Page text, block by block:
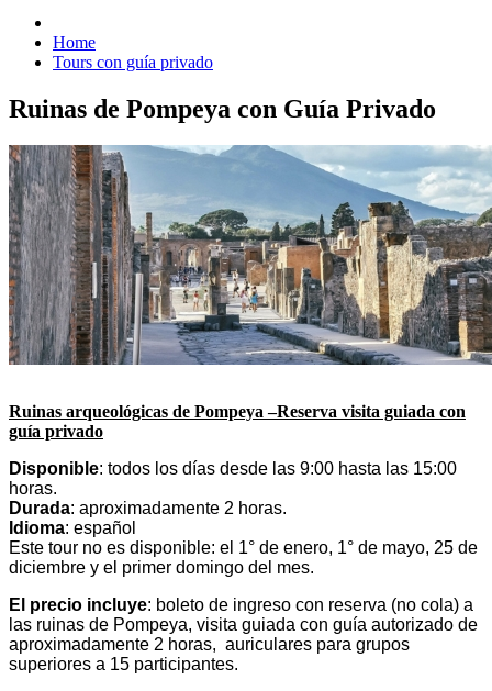
Home
Tours con guía privado
Ruinas de Pompeya con Guía Privado
Ruinas arqueológicas de Pompeya –Reserva visita guiada con
guía privado
Disponible: todos los días desde las 9:00 hasta las 15:00
horas.
Durada: aproximadamente 2 horas.
Idioma: español
Este tour no es disponible: el 1° de enero, 1° de mayo, 25 de
diciembre y el primer domingo del mes.
El precio incluye: boleto de ingreso con reserva (no cola) a
las ruinas de Pompeya, visita guiada con guía autorizado de
aproximadamente 2 horas, auriculares para grupos
superiores a 15 participantes.